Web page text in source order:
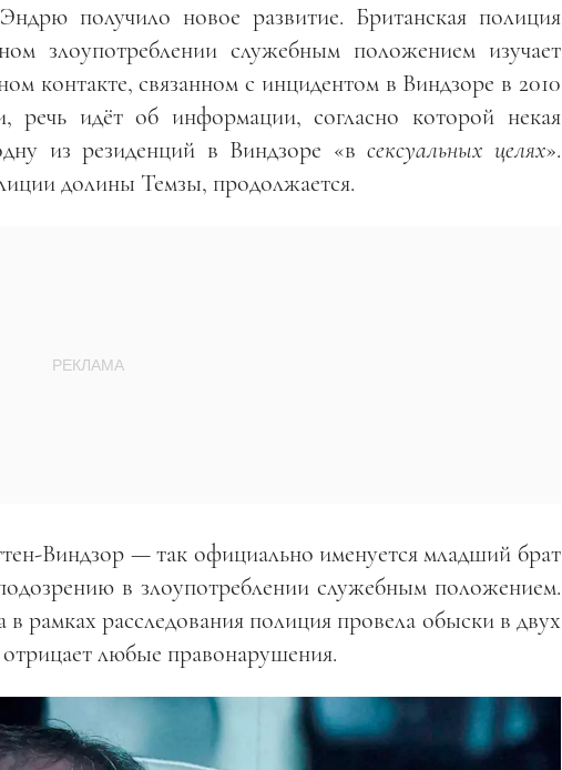
получило новое развитие. Британская полиция
злоупотреблении служебным положением изучает
контакте, связанном с инцидентом в Виндзоре в 2010
речь идёт об информации, согласно которой некая
из резиденций в Виндзоре «в сексуальных целях».
долины Темзы, продолжается.
Виндзор — так официально именуется младший брат
в злоупотреблении служебным положением.
в рамках расследования полиция провела обыски в двух
любые правонарушения.